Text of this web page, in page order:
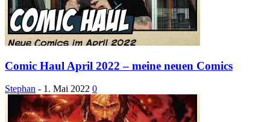
Comic Haul April 2022 – meine neuen Comics
Stephan - 1. Mai 2022 0